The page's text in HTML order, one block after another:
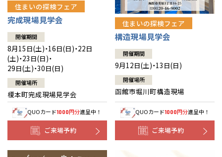
住まいの探検フェア
完成現場見学会
開催期間
8月15日(土)・16日(日)・22日
(土)・23日(日)・
29日(土)・30日(日)
開催場所
榎本町完成現場見学会
QUOカード1000円分進呈中！
ご来場予約
住まいの探検フェア
構造現場見学会
開催期間
9月12日(土)・13日(日)
開催場所
函館市堀川町構造現場
QUOカード1000円分進呈中！
ご来場予約